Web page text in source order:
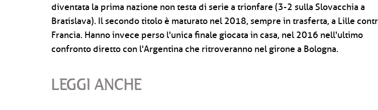
diventata la prima nazione non testa di serie a trionfare (3-2 sulla Slovacchia a
Bratislava). Il secondo titolo è maturato nel 2018, sempre in trasferta, a Lille
Francia. Hanno invece perso l'unica finale giocata in casa, nel 2016 nell'ultimo
confronto diretto con l'Argentina che ritroveranno nel girone a Bologna.
LEGGI ANCHE